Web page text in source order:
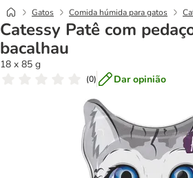
Gatos Comida húmida para gatos
Catessy Patê com
bacalhau
18 x 85 g
(0) Dar opinião